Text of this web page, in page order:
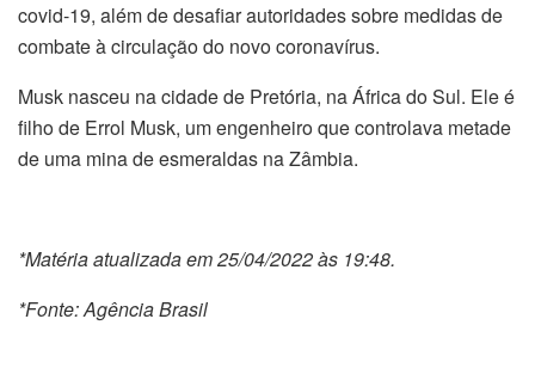
covid-19, além de desafiar autoridades sobre medidas de
combate à circulação do novo coronavírus.
Musk nasceu na cidade de Pretória, na África do Sul. Ele é
filho de Errol Musk, um engenheiro que controlava metade
de uma mina de esmeraldas na Zâmbia.
*Matéria atualizada em 25/04/2022 às 19:48.
*Fonte: Agência Brasil